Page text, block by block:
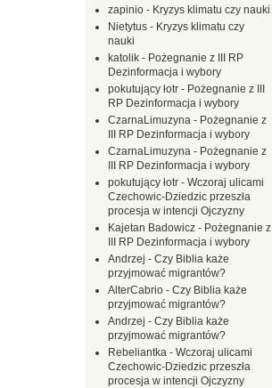
zapinio - Kryzys klimatu czy nauki
Nietytus - Kryzys klimatu czy
nauki
katolik - Pożegnanie z III RP
Dezinformacja i wybory
pokutujący łotr - Pożegnanie z III
RP Dezinformacja i wybory
CzarnaLimuzyna - Pożegnanie z
III RP Dezinformacja i wybory
CzarnaLimuzyna - Pożegnanie z
III RP Dezinformacja i wybory
pokutujący łotr - Wczoraj ulicami
Czechowic-Dziedzic przeszła
procesja w intencji Ojczyzny
Kajetan Badowicz - Pożegnanie z
III RP Dezinformacja i wybory
Andrzej - Czy Biblia każe
przyjmować migrantów?
AlterCabrio - Czy Biblia każe
przyjmować migrantów?
Andrzej - Czy Biblia każe
przyjmować migrantów?
Rebeliantka - Wczoraj ulicami
Czechowic-Dziedzic przeszła
procesja w intencji Ojczyzny